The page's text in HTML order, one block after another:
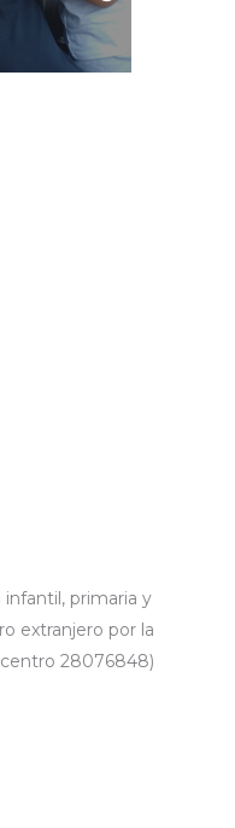
primaria y
extranjero por la
28076848)